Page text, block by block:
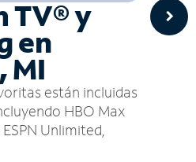
TV® y
en
MI
están incluidas
HBO Max
Unlimited,